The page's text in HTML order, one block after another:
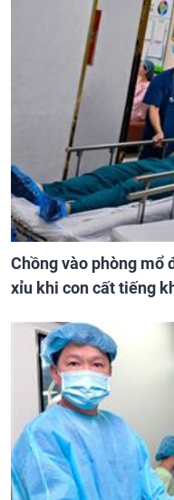
Chồng vào phòng mổ
xỉu khi con cất tiếng